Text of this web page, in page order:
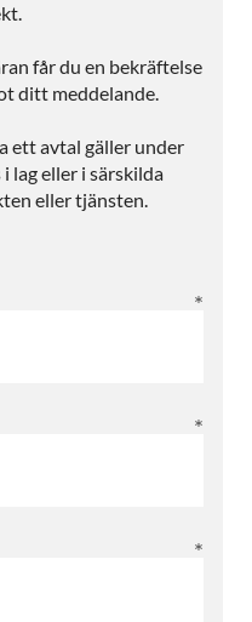
får du en bekräftelse
ditt meddelande.
ett avtal gäller under
lag eller i särskilda
eller tjänsten.